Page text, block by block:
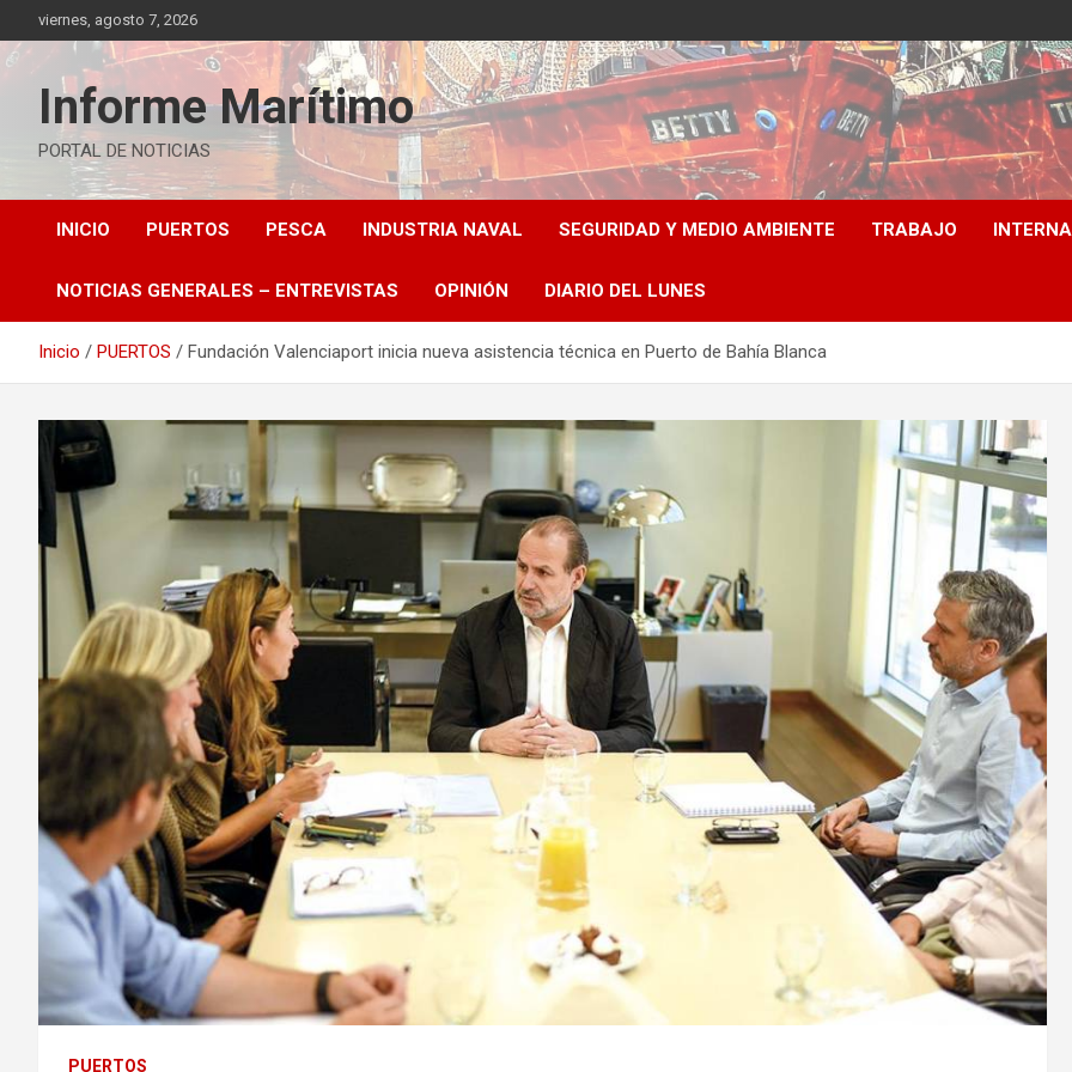
al
contenido
viernes, agosto 7, 2026
Informe Marítimo
PORTAL DE NOTICIAS
INICIO PUERTOS PESCA INDUSTRIA NAVAL SEGURIDAD Y MEDIO AMBIENTE TRABAJO
NOTICIAS GENERALES – ENTREVISTAS OPINIÓN DIARIO DEL LUNES
Inicio PUERTOS Fundación Valenciaport inicia nueva asistencia técnica en Puerto de Bahía Blanca
PUERTOS